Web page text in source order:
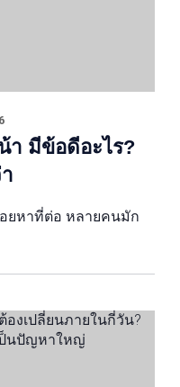
า มีข้อดีอะไร?
ยหาที่ต่อ หลายคนมัก